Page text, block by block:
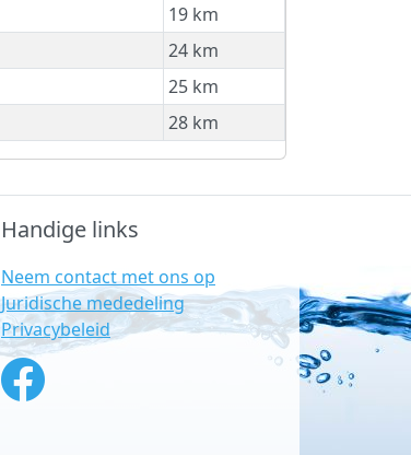
19 km
24 km
25 km
28 km
Handige links
Neem contact met ons op
Juridische mededeling
Privacybeleid